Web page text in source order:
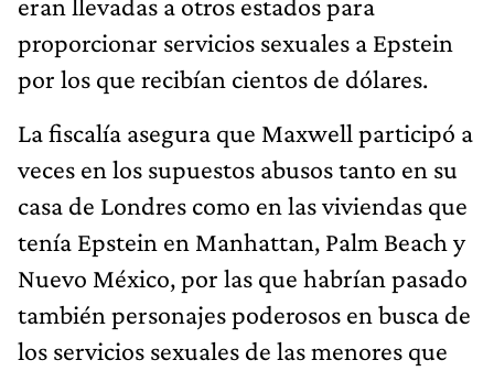
eran llevadas a otros estados para
proporcionar servicios sexuales a Epstein
por los que recibían cientos de dólares.
La fiscalía asegura que Maxwell participó a
veces en los supuestos abusos tanto en su
casa de Londres como en las viviendas que
tenía Epstein en Manhattan, Palm Beach y
Nuevo México, por las que habrían pasado
también personajes poderosos en busca de
los servicios sexuales de las menores que